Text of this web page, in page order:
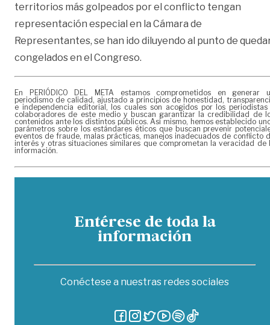
territorios más golpeados por el conflicto tengan
representación especial en la Cámara de
Representantes, se han ido diluyendo al punto de
congelados en el Congreso.
En PERIÓDICO DEL META estamos comprometidos en generar
periodismo de calidad, ajustado a principios de honestidad,
e independencia editorial, los cuales son acogidos por los periodistas
colaboradores de este medio y buscan garantizar la credibilidad de
contenidos ante los distintos públicos. Así mismo, hemos establecido
parámetros sobre los estándares éticos que buscan prevenir
eventos de fraude, malas prácticas, manejos inadecuados de conflicto
interés y otras situaciones similares que comprometan la veracidad de
información.
Entérese de toda la
información
Conéctese a nuestras redes sociales